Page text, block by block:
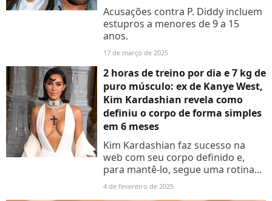
Acusações contra P. Diddy incluem
estupros a menores de 9 a 15
anos.
17 de março de 2025
2 horas de treino por dia e 7 kg de
puro músculo: ex de Kanye West,
Kim Kardashian revela como
definiu o corpo de forma simples
em 6 meses
Kim Kardashian faz sucesso na
web com seu corpo definido e,
para mantê-lo, segue uma rotina
de treinos super intensa, apesar de
simples. Aos detalhes!
4 de fevereiro de 2025